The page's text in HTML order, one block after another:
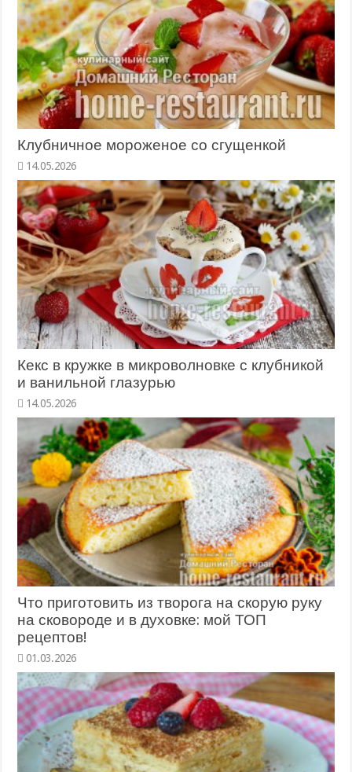
Клубничное мороженое со сгущенкой
14.05.2026
Кекс в кружке в микроволновке с клубникой
и ванильной глазурью
14.05.2026
Что приготовить из творога на скорую руку
на сковороде и в духовке: мой ТОП
рецептов!
01.03.2026